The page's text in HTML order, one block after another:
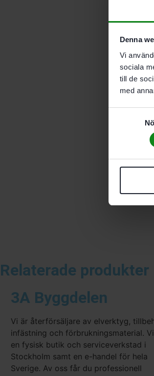
Denna
Vi
sociala
till de
med
Relaterade produkter
3A Byggdelen
Vi är återförsäljare av elverktyg,
infästning och förbrukningsmaterial.
en fysisk butik och serviceverkstad i
Stockholm samt en e-handel för hela
Sverige. Av oss får du professionell